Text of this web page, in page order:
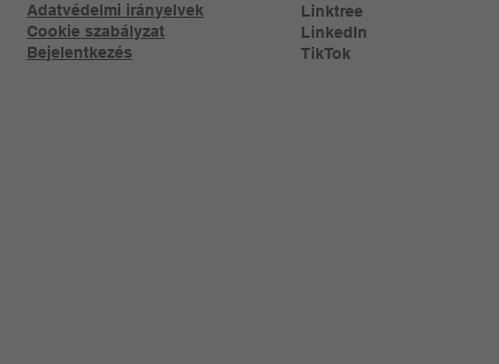
Adatvédelmi irányelvek
Cookie szabályzat
Bejelentkezés
Linktree​
LinkedIn
TikTok